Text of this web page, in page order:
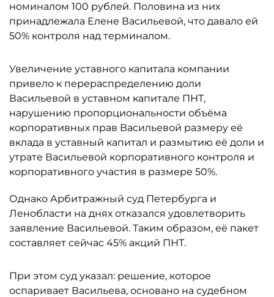
номиналом 100 рублей. Половина из них
принадлежала Елене Васильевой, что давало ей
50% контроля над терминалом.
Увеличение уставного капитала компании
привело к перераспределению доли
Васильевой в уставном капитале ПНТ,
нарушению пропорциональности объёма
корпоративных прав Васильевой размеру её
вклада в уставный капитал и размытию её доли и
утрате Васильевой корпоративного контроля и
корпоративного участия в размере 50%.
Однако Арбитражный суд Петербурга и
Ленобласти на днях отказался удовлетворить
заявление Васильевой. Таким образом, её пакет
составляет сейчас 45% акций ПНТ.
При этом суд указал: решение, которое
оспаривает Васильева, основано на судебном